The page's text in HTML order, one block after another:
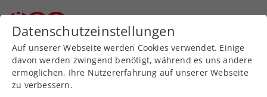
Zurück zur Newsübersicht
Turniere
Datenschutzeinstellungen
Auf unserer Webseite werden Cookies verwendet. Einige
davon werden zwingend benötigt, während es uns andere
ermöglichen, Ihre Nutzererfahrung auf unserer Webseite
zu verbessern.